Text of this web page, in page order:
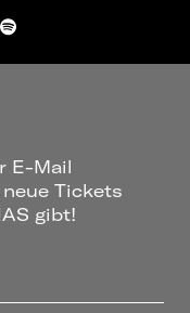
E-Mail
Tickets
gibt!